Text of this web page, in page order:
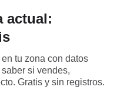
actual:
tu zona con datos
si vendes,
Gratis y sin registros.